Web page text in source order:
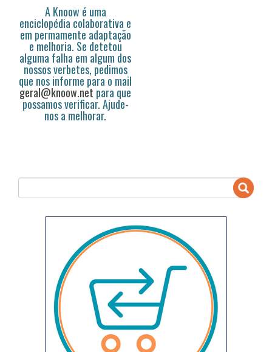
A Knoow é uma
enciclopédia colaborativa e
em permamente adaptação
e melhoria. Se detetou
alguma falha em algum dos
nossos verbetes, pedimos
que nos informe para o mail
geral@knoow.net para que
possamos verificar. Ajude-
nos a melhorar.